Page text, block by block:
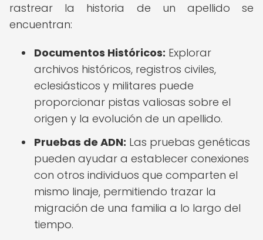
rastrear la historia de un apellido se
encuentran:
Documentos Históricos: Explorar
archivos históricos, registros civiles,
eclesiásticos y militares puede
proporcionar pistas valiosas sobre el
origen y la evolución de un apellido.
Pruebas de ADN: Las pruebas genéticas
pueden ayudar a establecer conexiones
con otros individuos que comparten el
mismo linaje, permitiendo trazar la
migración de una familia a lo largo del
tiempo.